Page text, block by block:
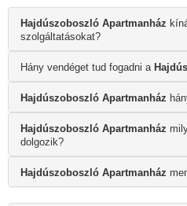
Hajdúszoboszló Apartmanház
szolgáltatásokat?
Hány vendéget tud fogadni a
Hajdúszoboszló Apartmanház
Hajdúszoboszló Apartmanház
dolgozik?
Hajdúszoboszló Apartmanház